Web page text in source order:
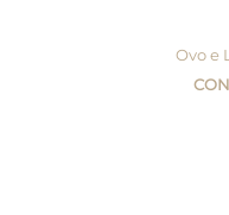
Ovo e